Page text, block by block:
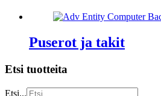
Puserot ja takit
Etsi tuotteita
Etsi...